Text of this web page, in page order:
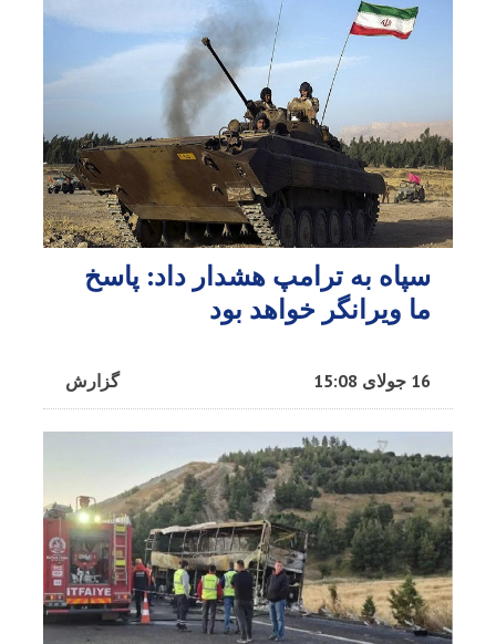
سپاه به ترامپ هشدار داد: پاسخ
ما ویرانگر خواهد بود
گزارش 16 جولای 15:08